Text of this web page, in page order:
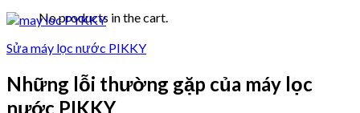
No products in the cart.
Sửa máy lọc nước PIKKY
Những lỗi thường gặp của máy lọc
nước PIKKY